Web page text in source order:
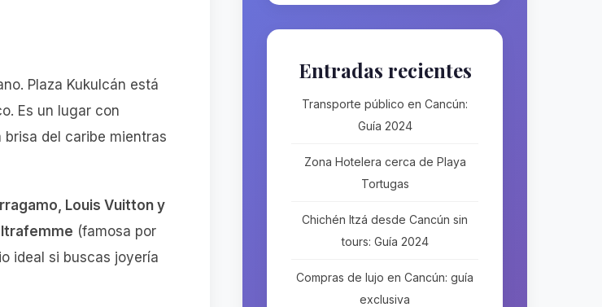
Plaza Kukulcán está
Es un lugar con
del caribe mientras
Louis Vuitton y
(famosa por
ideal si buscas joyería
Entradas recientes
Transporte público en Cancún:
Guía 2024
Zona Hotelera cerca de Playa
Tortugas
Chichén Itzá desde Cancún sin
tours: Guía 2024
Compras de lujo en Cancún: guía
exclusiva